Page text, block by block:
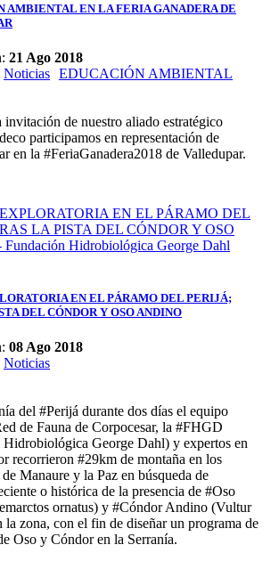
AMBIENTAL EN LA FERIA GANADERA DE
21 Ago 2018
Noticias EDUCACIÓN AMBIENTAL
invitación de nuestro aliado estratégico
participamos en representación de
en la #FeriaGanadera2018 de Valledupar.
EN EL PÁRAMO DEL PERIJÁ;
DEL CÓNDOR Y OSO ANDINO
08 Ago 2018
Noticias
del #Perijá durante dos días el equipo
de Fauna de Corpocesar, la #FHGD
George Dahl) y expertos en
recorrieron #29km de montaña en los
Manaure y la Paz en búsqueda de
o histórica de la presencia de #Oso
ornatus) y #Cóndor Andino (Vultur
la zona, con el fin de diseñar un programa de
Oso y Cóndor en la Serranía.